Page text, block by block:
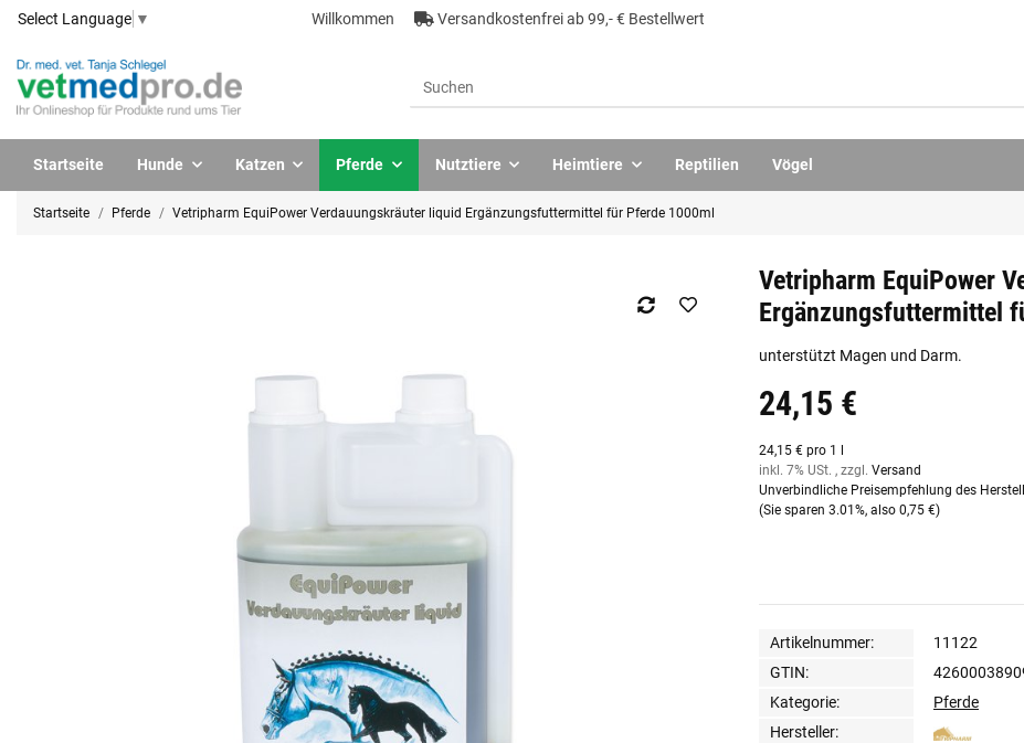
Select Language ▼ Willkommen Versandkostenfrei ab 99,- € Bestellwert
Hunde Katzen Pferde Nutztiere Heimtiere Reptilien Vögel
Startseite
Startseite Pferde Vetripharm EquiPower Verdauungskräuter liquid Ergänzungsfuttermittel für Pferde 1000ml
Vetripharm EquiPower
Ergänzungsfuttermittel
unterstützt Magen und Darm.
24,15 €
24,15 € pro 1 l
inkl. 7% USt. , zzgl. Versand
Unverbindliche Preisempfehlung des
(Sie sparen 3.01%, also 0,75 €)
Artikelnummer:
11122
GTIN:
Kategorie:
Pferde
Hersteller: